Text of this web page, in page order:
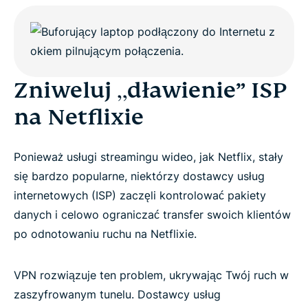
Zniweluj „dławienie” ISP
na Netflixie
Ponieważ usługi streamingu wideo, jak Netflix, stały
się bardzo popularne, niektórzy dostawcy usług
internetowych (ISP) zaczęli kontrolować pakiety
danych i celowo ograniczać transfer swoich klientów
po odnotowaniu ruchu na Netflixie.
VPN rozwiązuje ten problem, ukrywając Twój ruch w
zaszyfrowanym tunelu. Dostawcy usług